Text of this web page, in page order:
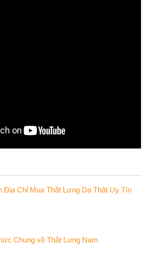
Địa Chỉ Mua Thắt Lưng Da Thật Uy Tín
Chung về Thắt Lưng Nam